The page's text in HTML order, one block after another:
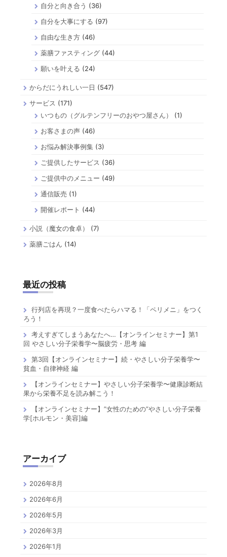
自分と向き合う (36)
自分を大事にする (97)
自由な生き方 (46)
薬膳ファスティング (44)
願いを叶える (24)
からだにうれしい一日 (547)
サービス (171)
いつもの（グルテンフリーのおやつ屋さん）
(1)
お客さまの声 (46)
お悩み解決事例集 (3)
ご提供したサービス (36)
ご提供中のメニュー (49)
通信販売 (1)
開催レポート (44)
小説（魔女の食卓）
(7)
薬膳ごはん (14)
最近の投稿
行列店を再現？一度食べたらハマる！「ペリメニ」をつく
ろう！
考えすぎてしまうあなたへ…【オンラインセミナー】第1
回 やさしい分子栄養学〜脳疲労・思考 編
第3回【オンラインセミナー】続・やさしい分子栄養学〜
貧血・自律神経 編
【オンラインセミナー】やさしい分子栄養学〜健康診断結
果から栄養不足を読み解こう！
【オンラインセミナー】”女性のための”やさしい分子栄養
学[ホルモン・美容]編
アーカイブ
2026年8月
2026年6月
2026年5月
2026年3月
2026年1月